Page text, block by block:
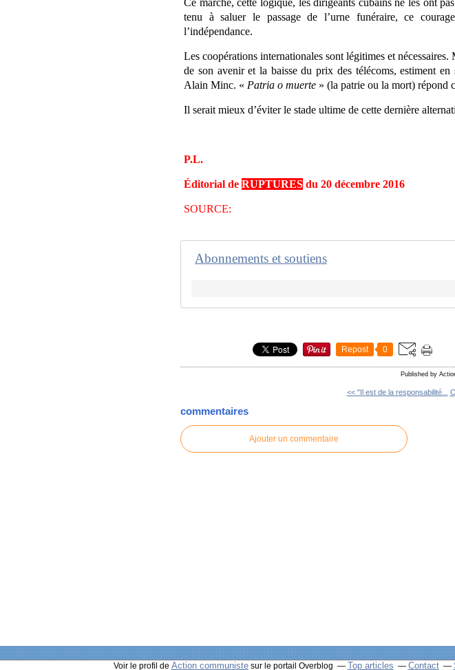
Ce marché, cette logique, les dirigeants cubains ne les ont
tenu à saluer le passage de l’urne funéraire, ce
l’indépendance.
Les coopérations internationales sont légitimes et
de son avenir et la baisse du prix des télécoms, estiment
Alain Minc. « Patria o muerte » (la patrie ou la mort) répond
Il serait mieux d’éviter le stade ultime de cette dernière
P.L.
Éditorial deRUPTURES du 20 décembre 2016
SOURCE:
Abonnements et soutiens
Repost 0
Published by
<< "Il est de la responsabilité...
commentaires
Ajouter un commentaire
Voir le profil de Action communistesur le portail Overblog Top articles Contact